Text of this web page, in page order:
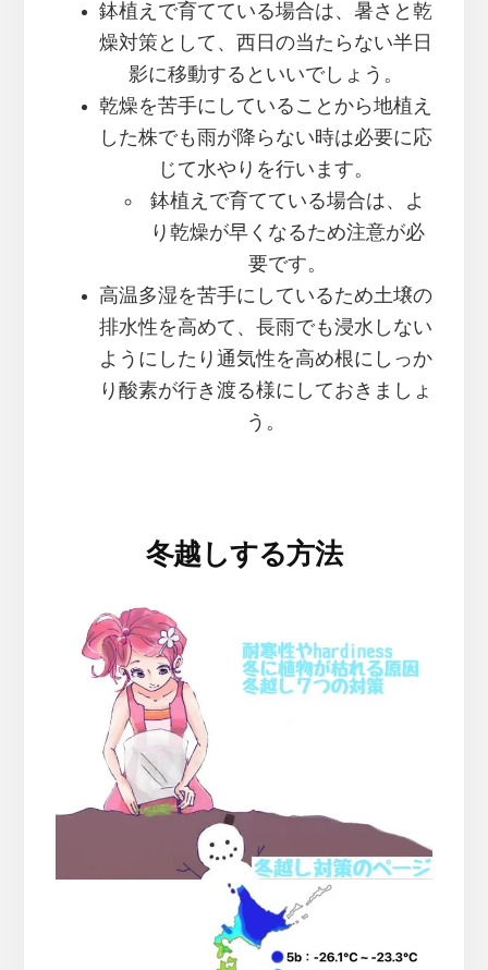
鉢植えで育てている場合は、暑さと乾
燥対策として、西日の当たらない半日
影に移動するといいでしょう。
乾燥を苦手にしていることから地植え
した株でも雨が降らない時は必要に応
じて水やりを行います。
鉢植えで育てている場合は、よ
り乾燥が早くなるため注意が必
要です。
高温多湿を苦手にしているため土壌の
排水性を高めて、長雨でも浸水しない
ようにしたり通気性を高め根にしっか
り酸素が行き渡る様にしておきましょ
う。
冬越しする方法